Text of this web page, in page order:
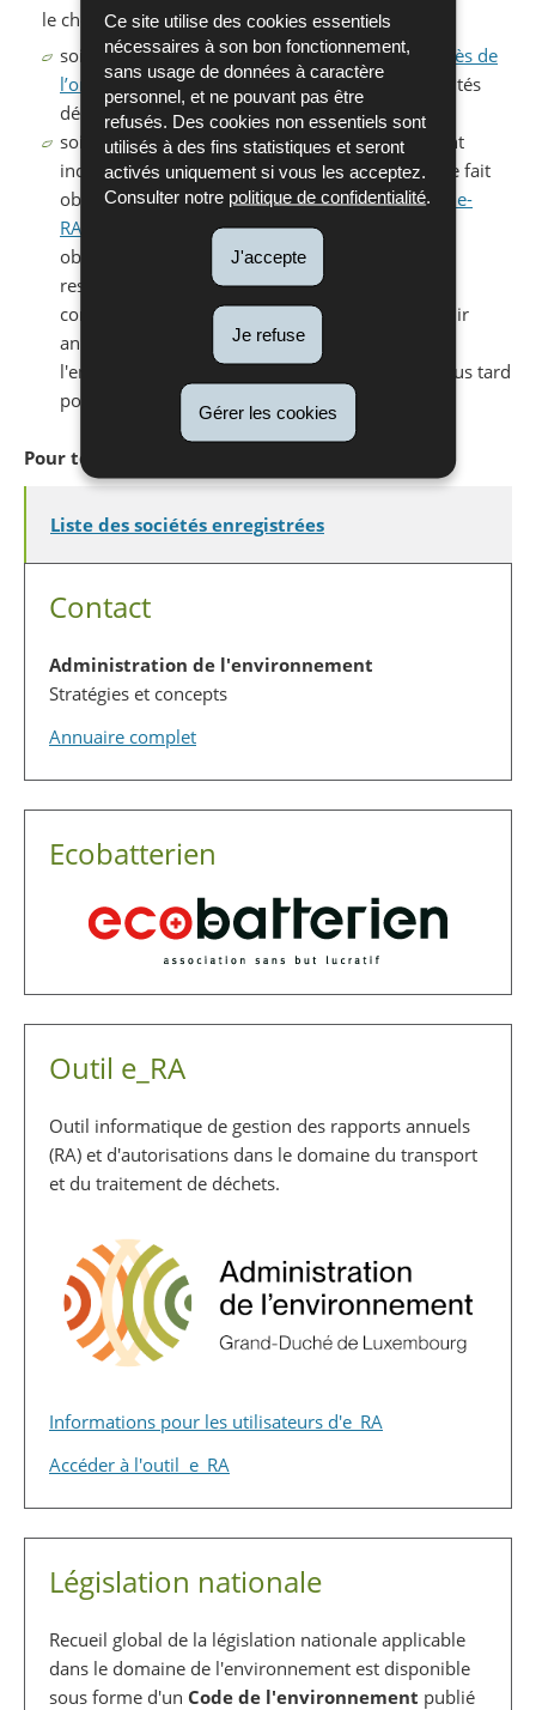
Ce site utilise des cookies essentiels
nécessaires à son bon fonctionnement,
sans usage de données à caractère
personnel, et ne pouvant pas être
refusés. Des cookies non essentiels sont
utilisés à des fins statistiques et seront
activés uniquement si vous les acceptez.
Consulter notre politique de confidentialité
J'accepte
Je refuse
Gérer les cookies
le choix de :
soit de se conformer endevenant membre auprès de
l’organisme agréé Ecobatterien, selon les modalités
décrites ci-avant ;
soit de se conformer en demandant un agrément
individuel. La demande d’agrément individuel se fait
obligatoirement en ligne vial’outil informatique e-
RA . Tout producteur qui remplit lui-même les
obligations qui lui incombent au titre de sa
responsabilité élargie de producteur doit,
conformément à son agrément individuel, fournir
annuellement un rapport à l'Administration de
l'environnement par le biais de l'outil e-RA
au plus tard
pour le 30 juin.
Pour toute question :
Liste des sociétés enregistrées
Contact
Administration de l'environnement
Stratégies et concepts
Annuaire complet
Ecobatterien
Outil e_RA
Outil informatique de gestion des rapports annuels
(RA) et d'autorisations dans le domaine du transport
et du traitement de déchets.
Informations pour les utilisateurs d'e_RA
Accéder à l'outil e_RA
Législation nationale
Recueil global de la législation nationale applicable
dans le domaine de l'environnement est disponible
sous forme d'un Code de l'environnement publié